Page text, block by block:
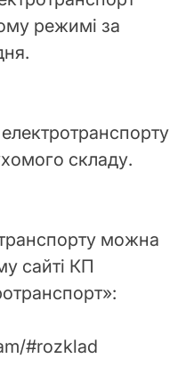
режимі за
складу.
можна
сайті КП
#rozklad